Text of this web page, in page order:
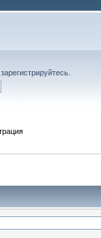
зарегистрируйтесь.